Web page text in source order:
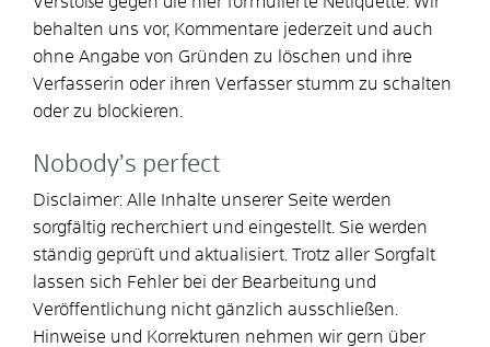
behalten uns vor, Kommentare jederzeit und auch
ohne Angabe von Gründen zu löschen und ihre
Verfasserin oder ihren Verfasser stumm zu schalten
oder zu blockieren.
Nobody’s perfect
Disclaimer: Alle Inhalte unserer Seite werden
sorgfältig recherchiert und eingestellt. Sie werden
ständig geprüft und aktualisiert. Trotz aller Sorgfalt
lassen sich Fehler bei der Bearbeitung und
Veröffentlichung nicht gänzlich ausschließen.
Hinweise und Korrekturen nehmen wir gern über